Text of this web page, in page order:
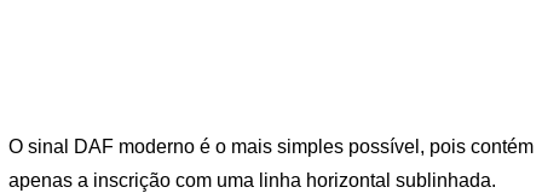
O sinal DAF moderno é o mais simples possível, pois contém
apenas a inscrição com uma linha horizontal sublinhada.